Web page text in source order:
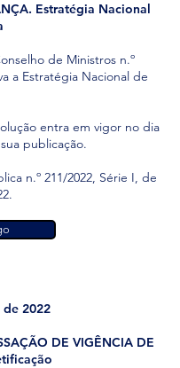
Estratégia Nacional
de Ministros n.º
a Estratégia Nacional de
entra em vigor no dia
publicação.
n.º 211/2022, Série I, de
2022
DE VIGÊNCIA DE